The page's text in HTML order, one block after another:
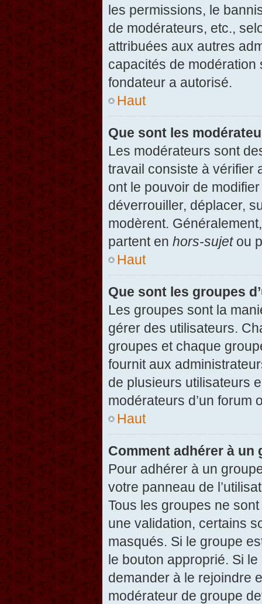
les permissions, le
de modérateurs, etc.,
attribuées aux autres
capacités de modération
fondateur a autorisé.
Haut
Que sont les
Les modérateurs sont
travail consiste à vérifier
ont le pouvoir de
déverrouiller, déplacer,
modèrent.
partent en hors-sujetou
Haut
Que sont les groupes
Les groupes sont la
gérer des utilisateurs.
groupes et chaque
fournit aux
de plusieurs utilisateurs
modérateurs d’un forum
Haut
Comment adhérer à un
Pour adhérer à un
votre panneau de
Tous les groupes ne
une validation, certains
masqués. Si le groupe
le bouton approprié. Si
demander à le rejoindre
modérateur de groupe